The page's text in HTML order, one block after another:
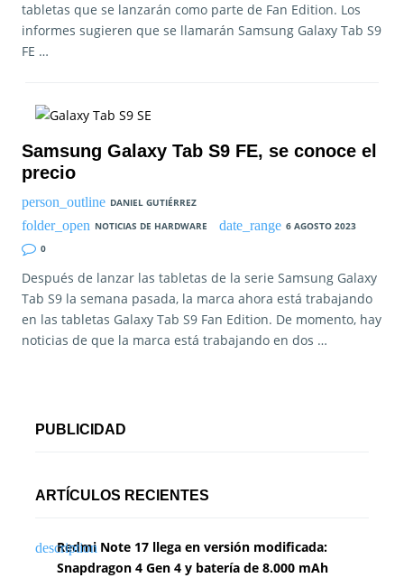
tabletas que se lanzarán como parte de Fan Edition. Los
informes sugieren que se llamarán Samsung Galaxy Tab S9
FE …
Samsung Galaxy Tab S9 FE, se conoce el
precio
DANIEL GUTIÉRREZ
NOTICIAS DE HARDWARE
6 AGOSTO 2023
0
Después de lanzar las tabletas de la serie Samsung Galaxy
Tab S9 la semana pasada, la marca ahora está trabajando
en las tabletas Galaxy Tab S9 Fan Edition. De momento, hay
noticias de que la marca está trabajando en dos …
PUBLICIDAD
ARTÍCULOS RECIENTES
Redmi Note 17 llega en versión modificada:
Snapdragon 4 Gen 4 y batería de 8.000 mAh